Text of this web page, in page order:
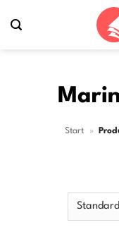
Inhalt
Start »